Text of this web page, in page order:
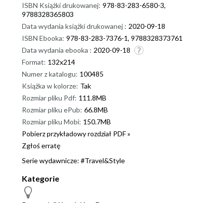
ISBN Książki drukowanej: 978-83-283-6580-3,
9788328365803
Data wydania książki drukowanej : 2020-09-18
ISBN Ebooka: 978-83-283-7376-1, 9788328373761
Data wydania ebooka : 2020-09-18
Format: 132x214
Numer z katalogu: 100485
Książka w kolorze: Tak
Rozmiar pliku Pdf: 111.8MB
Rozmiar pliku ePub: 66.8MB
Rozmiar pliku Mobi: 150.7MB
Pobierz przykładowy rozdział PDF »
Zgłoś erratę
Serie wydawnicze: #Travel&Style
Kategorie